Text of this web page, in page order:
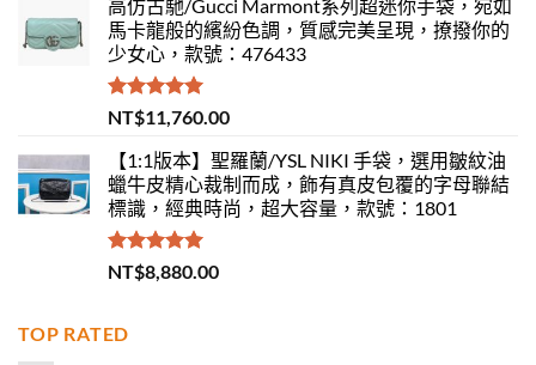
高仿古馳/Gucci Marmont系列超迷你手袋，宛如
馬卡龍般的繽紛色調，質感完美呈現，撩撥你的
少女心，款號：476433
評分5.00
滿分 5
NT$11,760.00
【1:1版本】聖羅蘭/YSL NIKI 手袋，選用皺紋油
蠟牛皮精心裁制而成，飾有真皮包覆的字母聯結
標識，經典時尚，超大容量，款號：1801
評分 5.00
滿分 5
NT$8,880.00
TOP RATED